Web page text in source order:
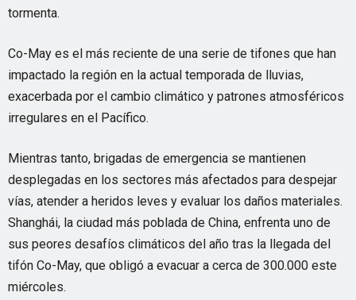
tormenta.
Co-May es el más reciente de una serie de tifones que han
impactado la región en la actual temporada de lluvias,
exacerbada por el cambio climático y patrones atmosféricos
irregulares en el Pacífico.
Mientras tanto, brigadas de emergencia se mantienen
desplegadas en los sectores más afectados para despejar
vías, atender a heridos leves y evaluar los daños materiales.
Shanghái, la ciudad más poblada de China, enfrenta uno de
sus peores desafíos climáticos del año tras la llegada del
tifón Co-May, que obligó a evacuar a cerca de 300.000 este
miércoles.